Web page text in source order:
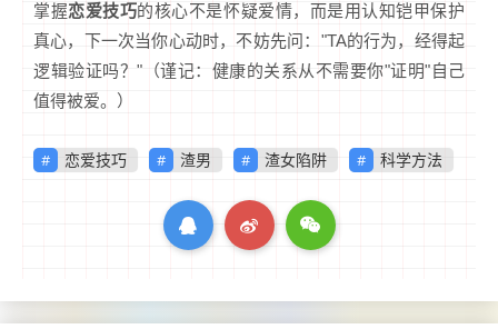
掌握恋爱技巧的核心不是怀疑爱情，而是用认知铠甲保护
真心，下一次当你心动时，不妨先问："TA的行为，经得起
逻辑验证吗？"（谨记：健康的关系从不需要你"证明"自己
值得被爱。）
恋爱技巧 渣男 渣女陷阱 科学方法